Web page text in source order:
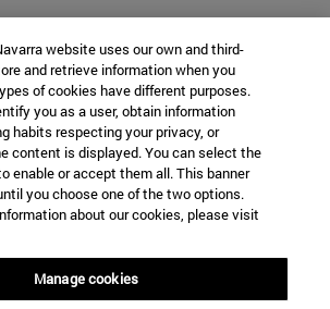
website uses our own and third-
and retrieve information when you
of cookies have different purposes.
you as a user, obtain information
habits respecting your privacy, or
content is displayed. You can select the
enable or accept them all. This banner
you choose one of the two options.
about our cookies, please visit
Manage cookies